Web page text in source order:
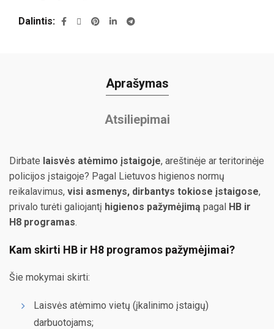
Dalintis
Aprašymas
Atsiliepimai
Dirbate laisvės atėmimo įstaigoje, areštinėje ar teritorinėje
policijos įstaigoje? Pagal Lietuvos higienos normų
reikalavimus, visi asmenys, dirbantys tokiose įstaigose,
privalo turėti galiojantį higienos pažymėjimą pagal HB ir
H8 programas.
Kam skirti HB ir H8 programos pažymėjimai?
Šie mokymai skirti:
Laisvės atėmimo vietų (įkalinimo įstaigų)
darbuotojams;